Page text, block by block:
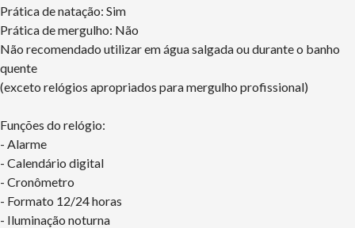
Prática de natação: Sim
Prática de mergulho: Não
Não recomendado utilizar em água salgada ou durante o banho
quente
(exceto relógios apropriados para mergulho profissional)
Funções do relógio:
- Alarme
- Calendário digital
- Cronômetro
- Formato 12/24 horas
- Iluminação noturna